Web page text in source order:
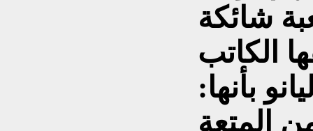
شائكة
الكاتب
بأنها:
المتعة